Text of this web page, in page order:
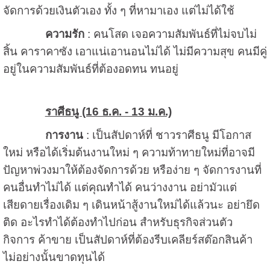
จัดการด้วยเงินตัวเอง ทั้ง ๆ ที่หามาเอง แต่ไม่ได้ใช้
ความรัก: คนโสด เจอความสัมพันธ์ที่ไม่จบไม่
สิ้น คาราคาซัง เอาแน่เอานอนไม่ได้ ไม่มีความสุข คนมีคู่
อยู่ในความสัมพันธ์ที่ต้องอดทน ทนอยู่
ราศีธนู (16 ธ.ค. - 13 ม.ค.)
การงาน: เป็นสัปดาห์ที่ ชาวราศีธนู มีโอกาส
ใหม่ หรือได้เริ่มต้นงานใหม่ ๆ ความท้าทายใหม่ที่อาจมี
ปัญหาพ่วงมาให้ต้องจัดการด้วย หรือง่าย ๆ จัดการงานที่
คนอื่นทำไม่ได้ แต่คุณทำได้ คนว่างงาน อย่ามัวแต่
เสียดายเรื่องเดิม ๆ เดินหน้าสู้งานใหม่ได้แล้วนะ อย่ายึด
ติด อะไรทำได้ต้องทำไปก่อน สำหรับธุรกิจส่วนตัว
กิจการ ค้าขาย เป็นสัปดาห์ที่ต้องรีบเคลียร์สต๊อกสินค้า
ไม่อย่างนั้นขาดทุนได้